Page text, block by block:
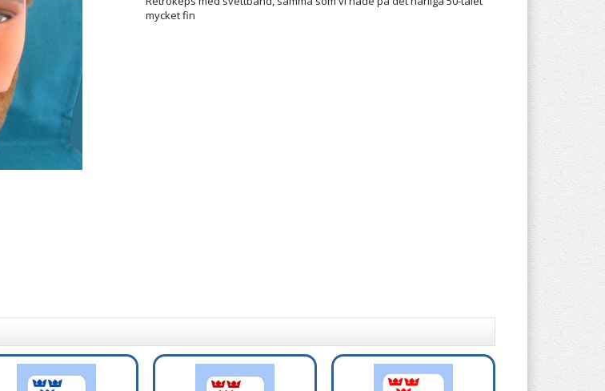
mycket fin